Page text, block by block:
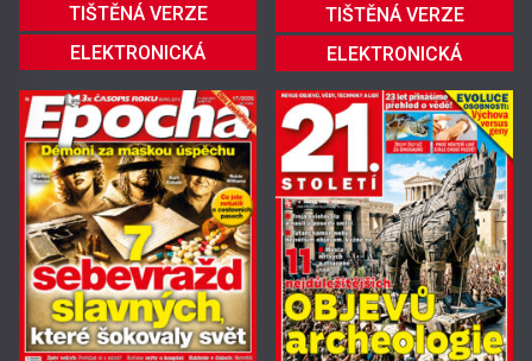
TIŠTĚNÁ VERZE
ELEKTRONICKÁ
TIŠTĚNÁ VERZE
ELEKTRONICKÁ